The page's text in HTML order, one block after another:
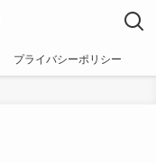
プライバシーポリシー